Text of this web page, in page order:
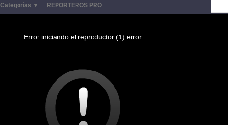
Categorías ▼ REPORTEROS PRO
Error iniciando el reproductor (1) error